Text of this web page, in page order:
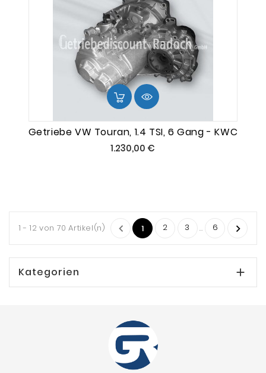
Getriebe VW Touran, 1.4 TSI, 6 Gang - KWC
1.230,00 €
1 - 12 von 70 Artikel(n)  1 2 3 … 6 
Kategorien 